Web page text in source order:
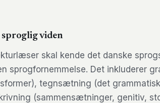
viden
skal kende det danske
sprogfornemmelse. Det inkluderer
tegnsætning (det
(sammensætninger, genitiv,